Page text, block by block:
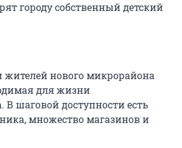
городу собственный детский
нового микрорайона
для жизни
В шаговой доступности есть
множество магазинов и